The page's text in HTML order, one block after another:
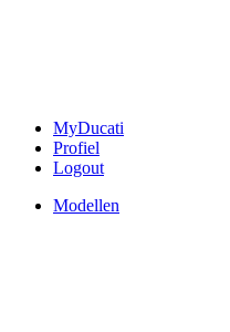
MyDucati
Profiel
Logout
Modellen